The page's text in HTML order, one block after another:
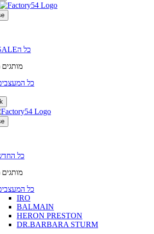
SALEכל ה
מותגים
כל
כל
מותגים
כל
IRO
BALMAIN
HERON PRESTON
DR.BARBARA STURM